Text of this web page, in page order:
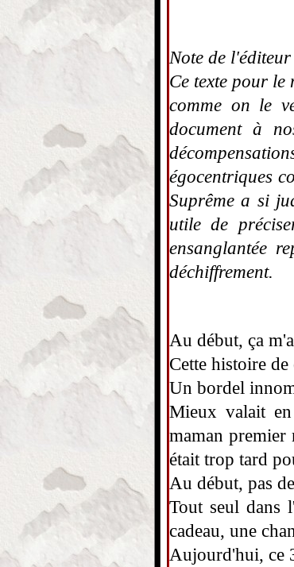
Note de
Ce texte pour
comme on le
document à
égocentriques
Suprême a si
utile de
ensanglantée
déchiffrement.
Au début, ça
Cette histoire
Un bordel
Mieux valait
maman
était trop tard
Au début, pas
Tout seul dans
cadeau, une
Aujourd'hui, ce